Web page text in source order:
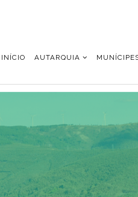
INÍCIO AUTARQUIA